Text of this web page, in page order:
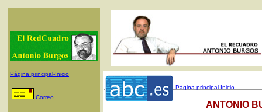
Página principal-Inicio
Correo
Página principal-Inicio
ANTONIO